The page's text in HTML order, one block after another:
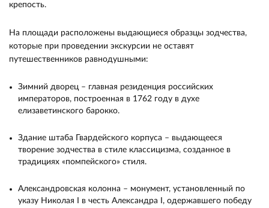
крепость.
На площади расположены выдающиеся образцы зодчества,
которые при проведении экскурсии не оставят
путешественников равнодушными:
Зимний дворец – главная резиденция российских
императоров, построенная в 1762 году в духе
елизаветинского барокко.
Здание штаба Гвардейского корпуса – выдающееся
творение зодчества в стиле классицизма, созданное в
традициях «помпейского» стиля.
Александровская колонна – монумент, установленный по
указу Николая I в честь Александра I, одержавшего победу